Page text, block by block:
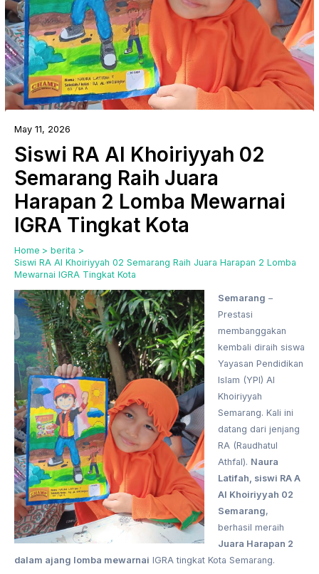
May 11, 2026
Siswi RA Al Khoiriyyah 02
Semarang Raih Juara
Harapan 2 Lomba Mewarnai
IGRA Tingkat Kota
Home
berita
Siswi RA Al Khoiriyyah 02 Semarang Raih Juara Harapan 2 Lomba
Mewarnai IGRA Tingkat Kota
Semarang –
Prestasi
membanggakan
kembali diraih siswa
Yayasan Pendidikan
Islam (YPI) Al
Khoiriyyah
Semarang. Kali ini
datang dari jenjang
RA (Raudhatul
Athfal). Naura
Latifah, siswi RA A
Al Khoiriyyah 02
Semarang,
berhasil meraih
Juara Harapan 2
dalam ajang lomba mewarnai IGRA tingkat Kota Semarang.